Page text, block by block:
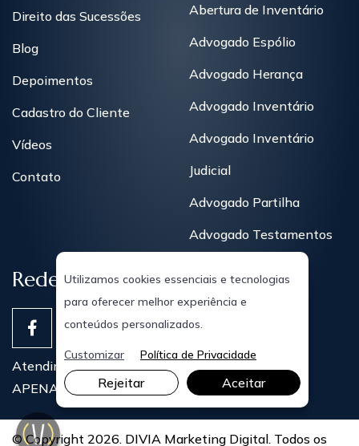
Direito das Sucessões
Blog
Depoimentos
Cadastro do Cliente
Vídeos
Contato
Abertura de Inventário
Advogado Espólio
Advogado Herança
Advogado Inventário
Advogado Inventário
Judicial
Advogado Partilha
Advogado Testamentos
Redes Sociais
Atendimentos Presenciais
APENAS COM AGENDAMENTO PRÉVIO
© Copyright 2026. DIVIA Marketing Digital. Todos os
Utilizamos cookies essenciais e tecnologias
para oferecer melhor experiência e
conteúdos personalizados.
Customizar Política de Privacidade
Rejeitar Aceitar